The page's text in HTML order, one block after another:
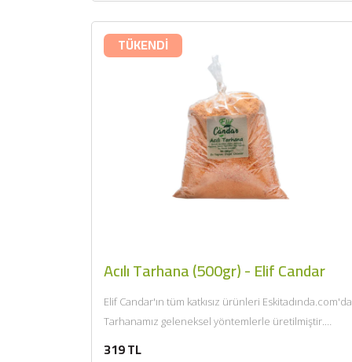
TÜKENDİ
Acılı Tarhana (500gr) - Elif Candar
Elif Candar'ın tüm katkısız ürünleri Eskitadında.com'da.
Tarhanamız geleneksel yöntemlerle üretilmiştir.
319 TL